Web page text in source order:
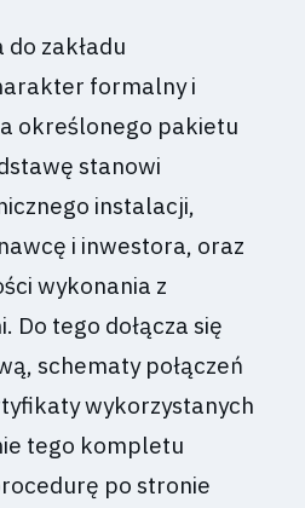
do zakładu
formalny i
określonego pakietu
stanowi
instalacji,
i inwestora, oraz
wykonania z
Do tego dołącza się
schematy połączeń
wykorzystanych
tego kompletu
po stronie